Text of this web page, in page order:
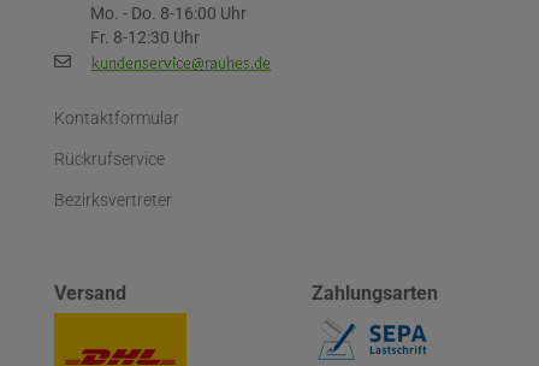
Mo. - Do. 8-16:00 Uhr
Fr. 8-12:30 Uhr
Kontaktformular
Rückrufservice
Bezirksvertreter
Versand Zahlungsarten